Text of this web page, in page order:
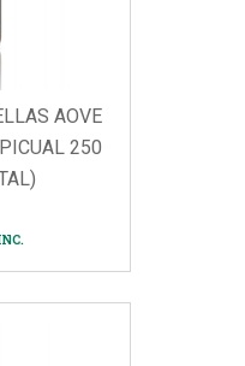
AOVE
250